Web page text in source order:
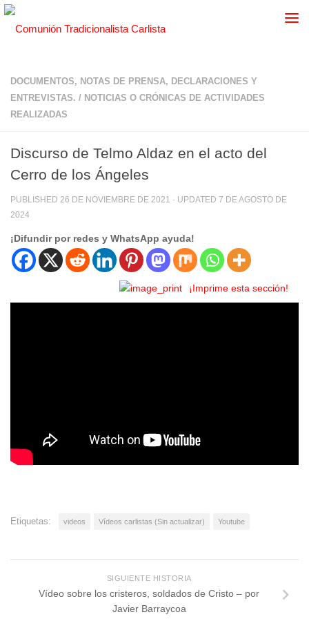
DOCUMENTOS, NOTAS DE PRENSA, DECLARACIONES Y
ENTREVISTAS. / NOTICIAS O CRÓNICAS DE ACTIVIDADES
REALIZADAS
Discurso de Telmo Aldaz en el acto del
Cerro de los Ángeles
PUBLISHED 26 DE NOVIEMBRE DE 2021 · UPDATED 7 DE AGOSTO DE
2024
¡Difundir por redes y WhatsApp ayuda!
¡Imprime esta sección!
Etiquetas: videos Vídeos carlistas (Sin actualizar) Youtube
SIGUIENTE HISTORIA
Vídeo sobre los cristeros, soldados de Cristo – por
Javier Barraycoa